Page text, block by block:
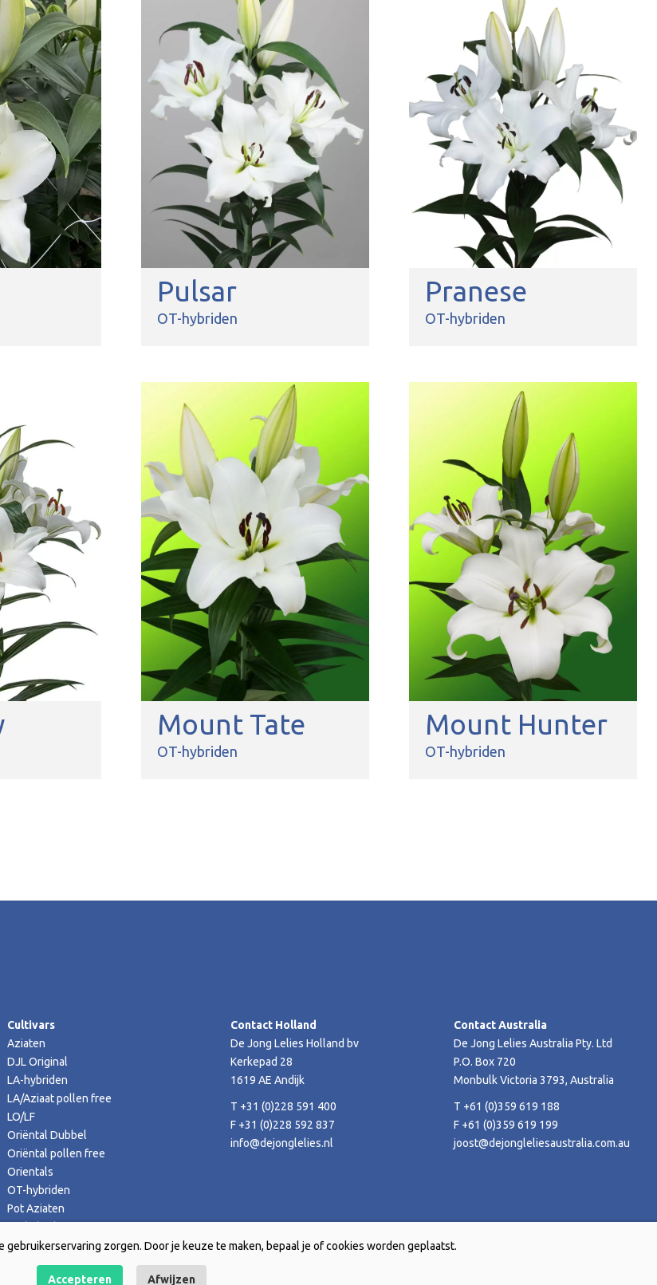
Pulsar
OT-hybriden
Pranese
OT-hybriden
Mount Tate
OT-hybriden
Mount Hunter
OT-hybriden
Cultivars
Aziaten
DJL Original
LA-hybriden
LA/Aziaat pollen free
LO/LF
Oriëntal Dubbel
Oriëntal pollen free
Orientals
OT-hybriden
Pot Aziaten
Contact Holland
De Jong Lelies Holland bv
Kerkepad 28
1619 AE Andijk
T +31 (0)228 591 400
F +31 (0)228 592 837
info@dejonglelies.nl
Contact Australia
De Jong Lelies Australia Pty. Ltd
P.O. Box 720
Monbulk Victoria 3793, Australia
T +61 (0)359 619 188
F +61 (0)359 619 199
joost@dejongleliesaustralia.com.au
gebruikerservaring zorgen. Door je keuze te maken, bepaal je of cookies worden geplaatst.
Accepteren Afwijzen